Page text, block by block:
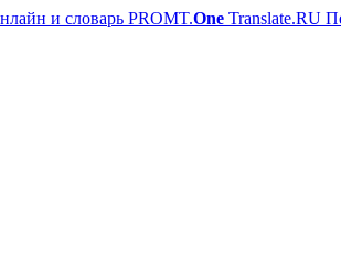
PROMT.One Translate.RU